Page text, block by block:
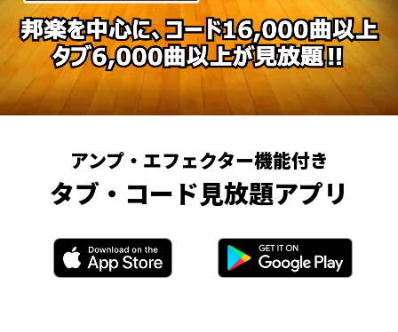
アンプ・エフェクター機能付き
タブ・コード見放題アプリ